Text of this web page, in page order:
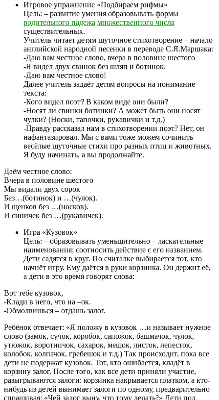
Игровое упражнение «Подбираем рифмы»
Цель: – развитие умения образовывать формы
родительного падежа множественного числа
существительных.
Учитель читает детям шуточное стихотворение – начало
английской народной песенки в переводе С.Я.Маршака:
-Даю вам честное слово, вчера в половине шестого
-Я видел двух свинок без шляп и ботинок.
-Даю вам честное слово!
Далее учитель задаёт детям вопросы на понимание
текста:
-Кого видел поэт? В каком виде они были?
-Носят ли свинки ботинки? А может быть они носят
чулки? (Носки, тапочки, рукавички и т.д.)
-Правду рассказал нам в стихотворении поэт? Нет, он
нафантазировал. Мы с вами тоже можем сочинить
весёлые шуточные стихи про разных птиц и животных.
Я буду начинать, а вы продолжайте.
Даём честное слово:
Вчера в половине шестого
Мы видали двух сорок
Без…(ботинок) и …(чулок).
И щенков без …(носков).
И синичек без …(рукавичек).
Игра «Кузовок»
Цель: – образовывать уменьшительно – ласкательные
наименования; соотносить действие с его названием.
Дети садятся в круг. По считалке выбирается тот, кто
начнёт игру. Ему даётся в руки корзинка. Он держит её,
а дети в это время говорят слова:
Вот тебе кузовок,
-Клади в него, что на –ок.
-Обмолвишься – отдашь залог.
Ребёнок отвечает: «Я положу в кузовок …и называет нужное
слово (замок, сучок, коробок, сапожок, башмачок, чулок,
утюжок, воротничок, сахарок, мешок, листок, лепесток,
колобок, колпачок, гребешок и т.д.) Так происходит, пока все
дети не подержат кузовок. Тот, кто ошибается, кладёт в
корзину залог. После того, как все дети приняли участие,
разыгрываются залоги: корзинка накрывается платком, а кто-
нибудь из детей вынимает залоги по одному, предварительно
спрашивая: «Чей залог выну, что тому делать?» Дети под